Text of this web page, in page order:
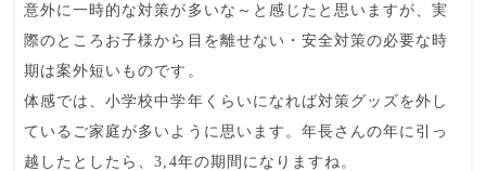
意外に一時的な対策が多いな～と感じたと思いますが、実
際のところお子様から目を離せない・安全対策の必要な時
期は案外短いものです。
体感では、小学校中学年くらいになれば対策グッズを外し
ているご家庭が多いように思います。年長さんの年に引っ
越したとしたら、3,4年の期間 になりますね。